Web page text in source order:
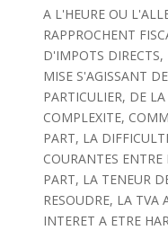
A L'HEURE OU
RAPPROCHENT
D'IMPOTS
MISE S'AGISSANT
PARTICULIER, DE
COMPLEXITE,
PART, LA
COURANTES
PART, LA TENEUR
RESOUDRE, LA TVA
INTERET A ETRE